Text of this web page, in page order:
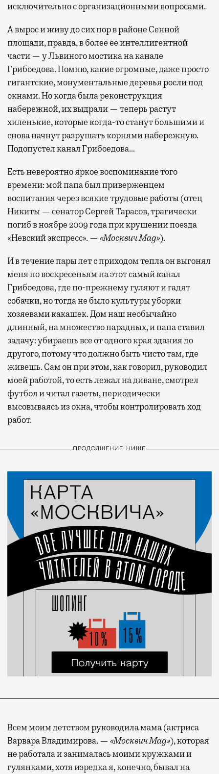
исключительно с организационными вопросами.
А вырос и живу до сих пор в районе Сенной
площади, правда, в более ее интеллигентной
части — у Львиного мостика на канале
Грибоедова. Помню, какие огромные, даже просто
гигантские, монументальные деревья росли под
окнами. Но когда была реконструкция
набережной, их выдрали — теперь растут
хиленькие, которые когда-то станут большими и
снова начнут разрушать корнями набережную.
Подопустел канал Грибоедова…
Есть невероятно яркое воспоминание того
времени: мой папа был приверженцем
воспитания через всякие трудовые работы (отец
Никиты — сенатор Сергей Тарасов, трагически
погиб в ноябре 2009 года при крушении поезда
«Невский экспресс». — «Москвич Mag»).
И в течение пары лет с приходом тепла он выгонял
меня по воскресеньям на этот самый канал
Грибоедова, где по-прежнему гуляют и гадят
собачки, но тогда не было культуры уборки
хозяевами какашек. Дом наш необычайно
длинный, на множество парадных, и папа ставил
задачу: убираешь все от одного края здания до
другого, потому что должно быть чисто там, где
живешь. Сам он при этом, как говорил, руководил
моей работой, то есть лежал на диване, смотрел
футбол и читал газеты, периодически
высовываясь из окна, чтобы контролировать ход
работ.
ПРОДОЛЖЕНИЕ НИЖЕ
Всем моим детством руководила мама (актриса
Варвара Владимирова. — «Москвич Mag»), которая
не работала и занималась моими кружками и
гулянками, хотя изредка я, конечно, бывал на